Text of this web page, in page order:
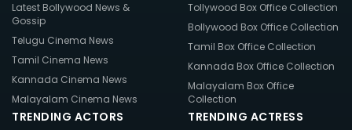
Latest Bollywood News &
Gossip
Telugu Cinema News
Tamil Cinema News
Kannada Cinema News
Malayalam Cinema News
Tollywood Box Office Collection
Bollywood Box Office Collection
Tamil Box Office Collection
Kannada Box Office Collection
Malayalam Box Office
Collection
TRENDING ACTORS TRENDING ACTRESS